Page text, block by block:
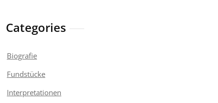
Categories
Biografie
Fundstücke
Interpretationen